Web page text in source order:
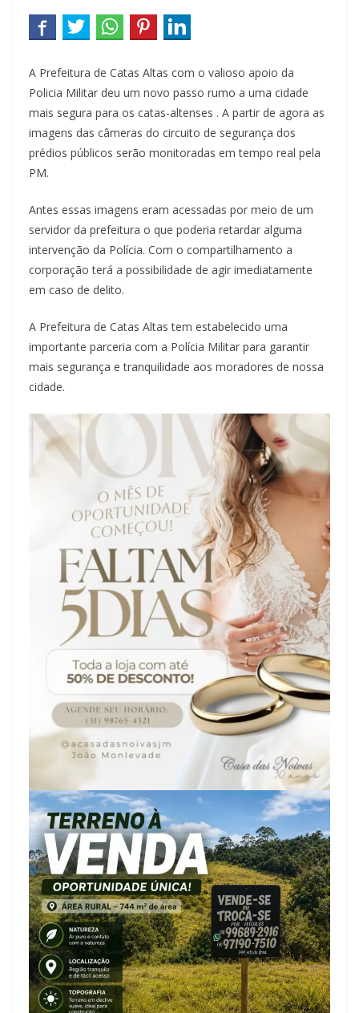
A Prefeitura de Catas Altas com o valioso apoio da
Policia Militar deu um novo passo rumo a uma cidade
mais segura para os catas-altenses . A partir de agora as
imagens das câmeras do circuito de segurança dos
prédios públicos serão monitoradas em tempo real pela
PM.
Antes essas imagens eram acessadas por meio de um
servidor da prefeitura o que poderia retardar alguma
intervenção da Polícia. Com o compartilhamento a
corporação terá a possibilidade de agir imediatamente
em caso de delito.
A Prefeitura de Catas Altas tem estabelecido uma
importante parceria com a Polícia Militar para garantir
mais segurança e tranquilidade aos moradores de nossa
cidade.